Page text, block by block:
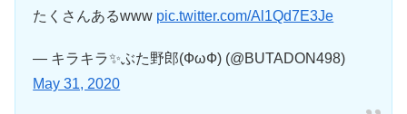
たくさんあるwww pic.twitter.com/Al1Qd7E3Je
— キラキラ✨ぶた野郎(ФωФ) (@BUTADON498)
May 31, 2020